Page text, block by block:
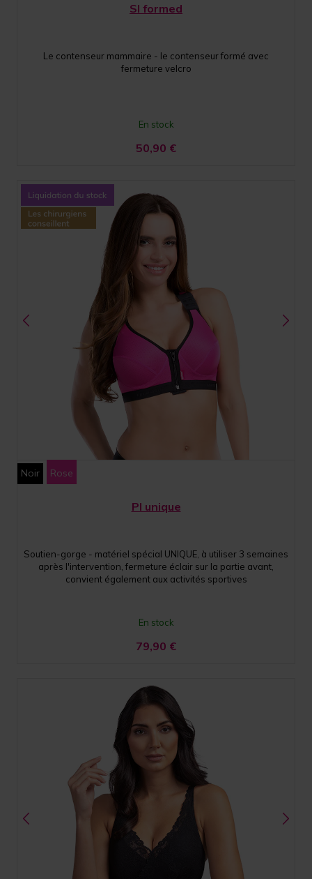
SI formed
Le contenseur mammaire - le contenseur formé avec
fermeture velcro
En stock
50,90 €
Noir Rose
PI unique
Soutien-gorge - matériel spécial UNIQUE, à utiliser 3 semaines
après l'intervention, fermeture éclair sur la partie avant,
convient également aux activités sportives
En stock
79,90 €